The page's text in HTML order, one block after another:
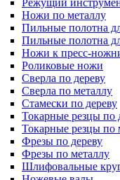
Режущий
Ножи по металлу
Пильные полотна
Пильные полотна
Ножи к пресс-
Роликовые ножи
Сверла по дереву
Сверла по металлу
Стамески по дереву
Токарные резцы по
Токарные резцы по
Фрезы по дереву
Фрезы по металлу
Шлифовальные